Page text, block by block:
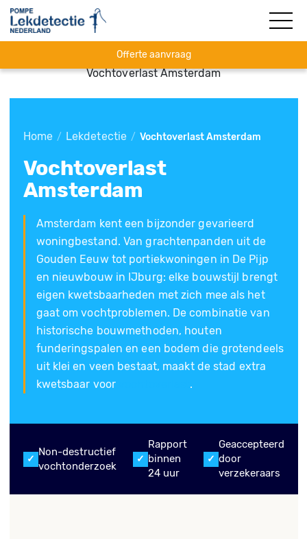
Offerte aanvraag
Vochtoverlast Amsterdam
Home / Lekdetectie / Vochtoverlast Amsterdam
Vochtoverlast
Amsterdam
Amsterdam kent een bijzonder gevarieerd
woningbestand. Van grachtenpanden uit de
Gouden Eeuw tot portiekwoningen in De Pijp
en nieuwbouw in IJburg: elke bouwstijl brengt
eigen kwetsbaarheden met zich mee als het
gaat om vochtproblemen. De combinatie van
historische bouwmethoden, houten
funderingspalen en een bodem die grotendeels
uit klei en veen bestaat, maakt de stad extra
kwetsbaar voor
.
Non-destructief
vochtonderzoek
Rapport
binnen
24 uur
Geaccepteerd
door
verzekeraars